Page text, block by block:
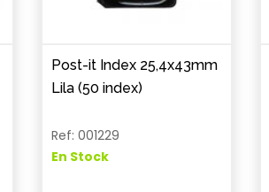
Post-it Index 25,4x43mm
Lila (50 index)
Ref: 001229
En Stock